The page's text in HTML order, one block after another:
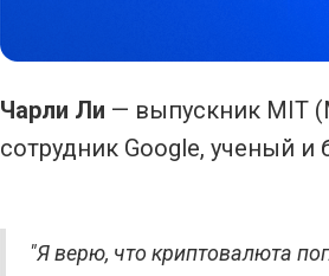
Чарли Ли — выпускник MIT
сотрудник Google, ученый и
"Я верю, что криптовалюта